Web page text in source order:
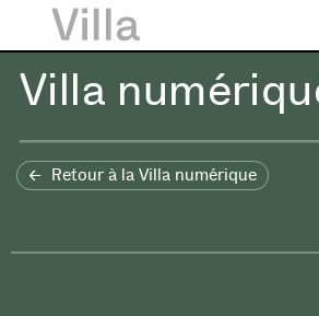
Villa
Retour à la Villa numérique